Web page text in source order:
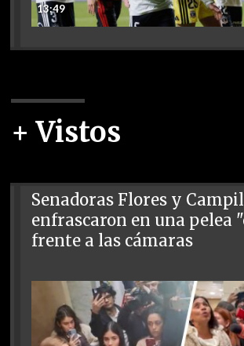
13:49
+ Vistos
Senadoras Flores y
enfrascaron en una pelea
frente a las cámaras